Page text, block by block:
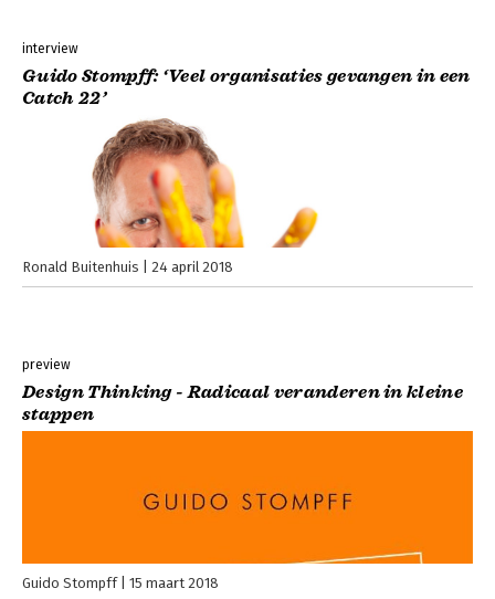
interview
Guido Stompff: ‘Veel organisaties gevangen in een
Catch 22’
Ronald Buitenhuis 24 april 2018
preview
Design Thinking - Radicaal veranderen in kleine
stappen
Guido Stompff 15 maart 2018